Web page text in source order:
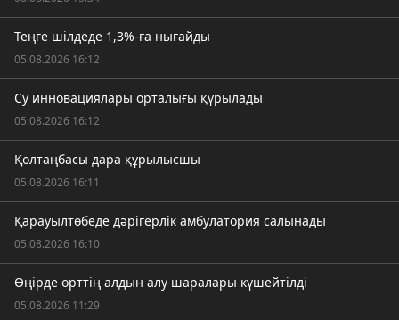
Теңге шілдеде 1,3%-ға нығайды
05.08.2026 16:12
Су инновациялары орталығы құрылады
05.08.2026 16:12
Қолтаңбасы дара құрылысшы
05.08.2026 16:11
Қарауылтөбеде дәрігерлік амбулатория салынады
05.08.2026 16:10
Өңірде өрттің алдын алу шаралары күшейтілді
05.08.2026 11:29